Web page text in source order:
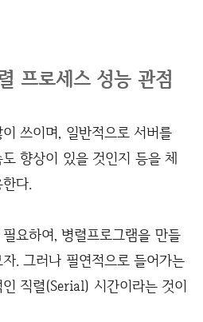
프로세스 성능 관점
쓰이며, 일반적으로 서버를
향상이 있을 것인지 등을 체
다.
요하여, 병렬프로그램을 만들
. 그러나 필연적으로 들어가는
직렬(Serial) 시간이라는 것이